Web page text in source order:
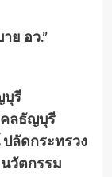
ย อว.”
บุรี
คลธัญบุรี
ลัดกระทรวง
วัตกรรม